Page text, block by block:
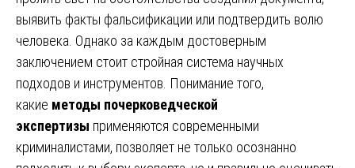
выявить факты фальсификации или подтвердить волю
человека. Однако за каждым достоверным
заключением стоит стройная система научных
подходов и инструментов. Понимание того,
какие методы почерковедческой
экспертизы применяются современными
криминалистами, позволяет не только осознанно